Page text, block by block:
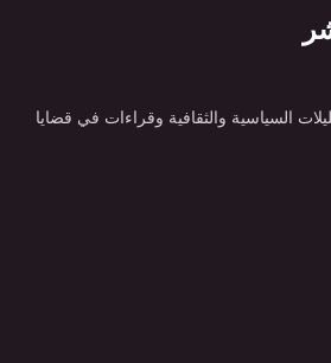
السياسية والثقافية وقراءات في قضايا